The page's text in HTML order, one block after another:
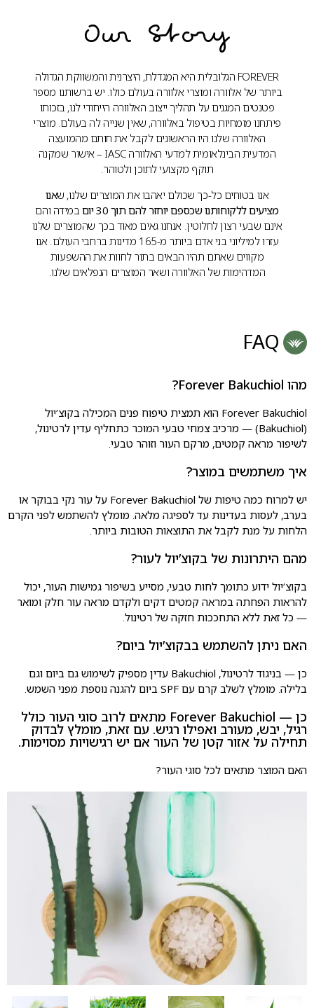
Our Story
FOREVER הגלובלית היא המגדלת, היצרנית והמשווקת הגדולה
ביותר של אלוורה ומוצרי אלוורה בעולם כולו. יש ברשותנו מספר
פטנטים המגנים על תהליך ייצוב האלוורה הייחודי לנו, בזכותו
פיתחנו מומחיות בטיפול באלוורה, שאין שנייה לה בעולם. מוצרי
האלוורה שלנו היו הראשונים לקבל את חותם מהמועצה
המדעית הבינלאומית למדעי האלוורה IASC – אישור שמקנה
תוקף מקצועי לתוכן ולטוהר.
אנו בטוחים כל-כך שכולם יאהבו את המוצרים שלנו, שאנו
מציעים ללקוחותנו שכספם יוחזר להם תוך 30 יום
במידה והם
אינם שבעי רצון לחלוטין. אנחנו גאים מאוד בכך שהמוצרים שלנו
עזרו למיליוני בני אדם ביותר מ-165 מדינות ברחבי העולם. אנו
מקווים שאתם תהיו הבאים בתור לחוות את ההשפעות
המדהימות של האלוורה ושאר המוצרים הנפלאים שלנו.
FAQ
מהו Forever Bakuchiol?
Forever Bakuchiol הוא תמצית טיפוח פנים המכילה בקוצ’יול
(Bakuchiol) — מרכיב צמחי טבעי המוכר כתחליף עדין לרטינול,
לשיפור מראה קמטים, מרקם העור וזוהר טבעי.
איך משתמשים במוצר?
יש למרוח כמה טיפות של Forever Bakuchiol על עור נקי בבוקר או
בערב, לעסות בעדינות עד לספיגה מלאה. מומלץ להשתמש לפני הקרם
הלחות על מנת לקבל את התוצאות הטובות ביותר.
מהם היתרונות של בקוצ’יול לעור?
בקוצ’יול ידוע כתומך לחות טבעי, מסייע בשיפור גמישות העור, יכול
להראות הפחתה במראה קמטים דקים ולקדם מראה עור חלק ומואר
— כל זאת ללא התחככות חזקה של רטינול.
האם ניתן להשתמש בבקוצ’יול ביום?
כן — בניגוד לרטינול, Bakuchiol עדין מספיק לשימוש גם ביום וגם
בלילה. מומלץ לשלב קרם עם SPF ביום להגנה נוספת מפני השמש.
כן — Forever Bakuchiol מתאים לרוב סוגי העור כולל
רגיל, יבש, מעורב ואפילו רגיש. עם זאת, מומלץ לבדוק
תחילה על אזור קטן של העור אם יש רגישויות מסוימות.
האם המוצר מתאים לכל סוגי העור?